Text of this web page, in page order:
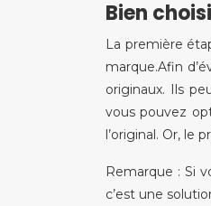
Bien
La première
marque.Afin
originaux. Ils
vous pouvez
l’original. Or, le
Remarque : Si
c’est une